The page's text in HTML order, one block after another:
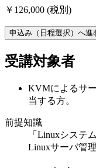
￥126,000 (税別)
申込み（日程選択）へ進
受講対象者
KVMによるサ
当する方。
前提知識
「Linuxシステ
Linuxサーバ管